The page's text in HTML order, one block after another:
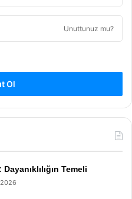
Unuttunuz mu?
Ol
Temeli